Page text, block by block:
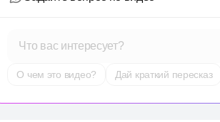
Что вас интересует?
О чем это видео? Дай краткий пересказ